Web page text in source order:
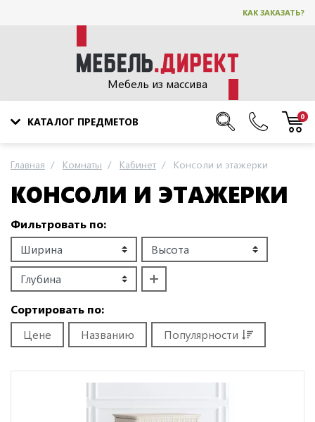
КАК ЗАКАЗАТЬ?
Мебель из массива
КАТАЛОГ ПРЕДМЕТОВ 0
Главная Комнаты Кабинет Консоли и этажерки
КОНСОЛИ И ЭТАЖЕРКИ
Сортировать по:
Цене
Названию Популярности
Фильтровать по: